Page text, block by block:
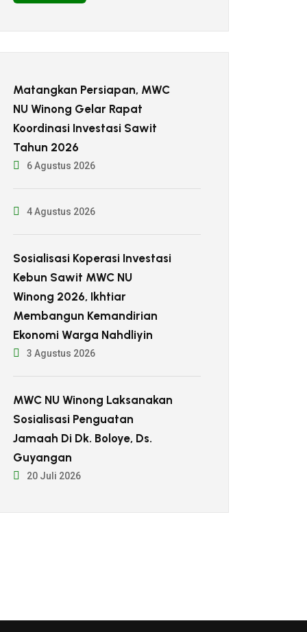
Matangkan Persiapan, MWC
NU Winong Gelar Rapat
Koordinasi Investasi Sawit
Tahun 2026
6 Agustus 2026
4 Agustus 2026
Sosialisasi Koperasi Investasi
Kebun Sawit MWC NU
Winong 2026, Ikhtiar
Membangun Kemandirian
Ekonomi Warga Nahdliyin
3 Agustus 2026
MWC NU Winong Laksanakan
Sosialisasi Penguatan
Jamaah Di Dk. Boloye, Ds.
Guyangan
20 Juli 2026